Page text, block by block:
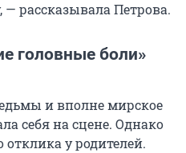
— рассказывала Петрова.
головные боли»
и вполне мирское
себя на сцене. Однако
у родителей.